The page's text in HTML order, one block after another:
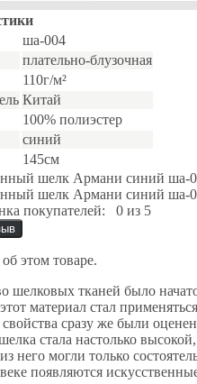
ша-004
плательно-блузочная
110г/м²
Китай
100% полиэстер
синий
145см
покупателей: 0 из 5
этом товаре.
шелковых тканей было
материал стал
сразу же были
стала настолько
него могли только
появляются